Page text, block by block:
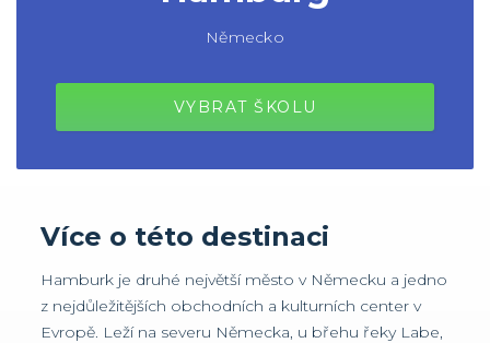
Německo
VYBRAT ŠKOLU
Více o této destinaci
Hamburk je druhé největší město v Německu a jedno
z nejdůležitějších obchodních a kulturních center v
Evropě. Leží na severu Německa, u břehu řeky Labe,